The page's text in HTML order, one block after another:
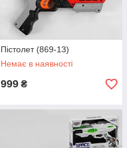
Пістолет (869-13)
Немає в наявності
999 ₴